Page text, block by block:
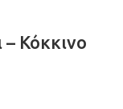
– Κόκκινο